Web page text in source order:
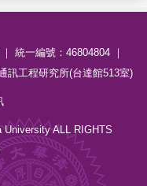
統一編號：46804804 ｜
訊工程研究所(台達館513室)
University ALL RIGHTS